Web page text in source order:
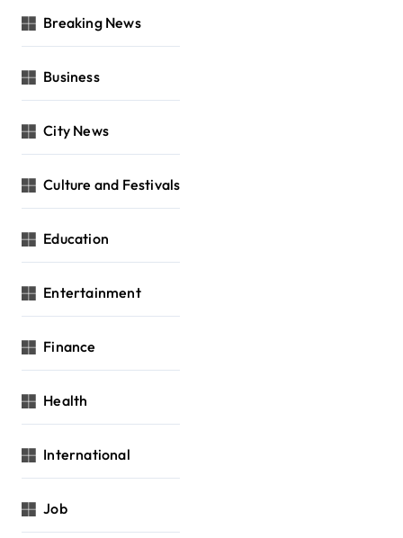
Breaking News
Business
City News
Culture and Festivals
Education
Entertainment
Finance
Health
International
Job